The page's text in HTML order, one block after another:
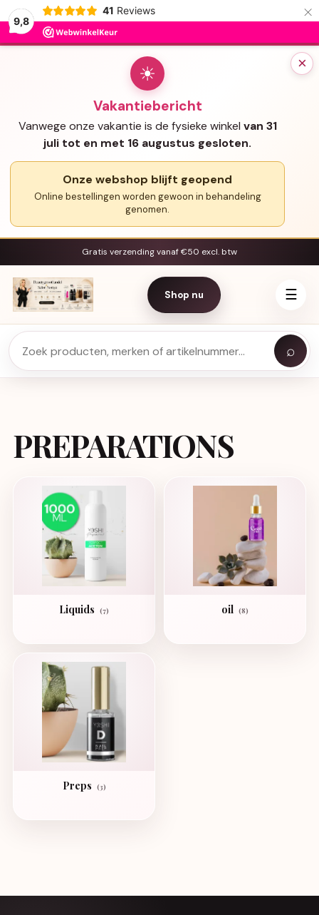
9,8
41 Reviews ×
×
☀
Vakantiebericht
Vanwege onze vakantie is de fysieke winkel van 31
juli tot en met 16 augustus gesloten.
Onze webshop blijft geopend
Online bestellingen worden gewoon in behandeling
genomen.
Gratis verzending vanaf €50 excl. btw
Shop nu ☰
⌕
PREPARATIONS
Liquids (7) oil (8)
Preps (3)